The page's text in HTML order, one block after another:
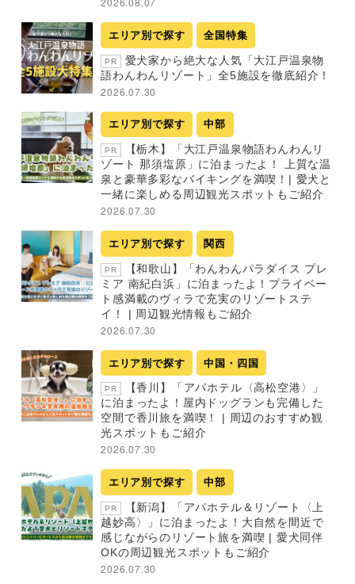
エリア別で探す 全国特集
PR
愛犬家から絶大な人気「大江戸温泉物
語わんわんリゾート」全5施設を徹底紹介！
2026.07.30
エリア別で探す 中部
PR
【栃木】「大江戸温泉物語わんわんリ
ゾート 那須塩原」に泊まったよ！ 上質な温
泉と豪華多彩なバイキングを満喫！| 愛犬と
一緒に楽しめる周辺観光スポットもご紹介
2026.07.30
エリア別で探す 関西
PR
【和歌山】「わんわんパラダイス プレ
ミア 南紀白浜」に泊まったよ！プライベー
ト感満載のヴィラで充実のリゾートステ
イ！ | 周辺観光情報もご紹介
2026.07.30
エリア別で探す 中国・四国
PR
【香川】「アパホテル〈高松空港〉」
に泊まったよ！屋内ドッグランも完備した
空間で香川旅を満喫！ | 周辺のおすすめ観
光スポットもご紹介
2026.07.30
エリア別で探す 中部
PR
【新潟】「アパホテル＆リゾート〈上
越妙高〉」に泊まったよ！大自然を間近で
感じながらのリゾート旅を満喫 | 愛犬同伴
OKの周辺観光スポットもご紹介
2026.07.30